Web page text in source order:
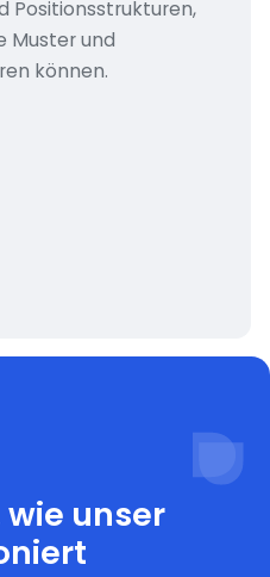
Positionsstrukturen,
Muster und
können.
wie unser